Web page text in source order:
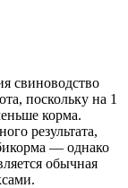
свиноводство
поскольку на 1
корма.
результата,
— однако
обычная